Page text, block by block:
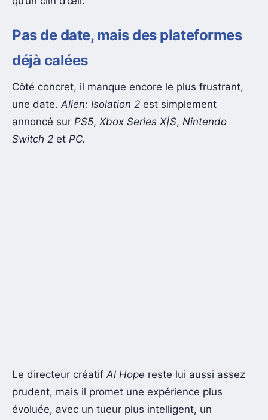
Pas de date, mais des plateformes
déjà calées
Côté concret, il manque encore le plus frustrant,
une date.Alien: Isolation 2 est simplement
annoncé sur PS5, Xbox Series X|S, Nintendo
Switch 2 et PC.
Le directeur créatifAl Hope reste lui aussi assez
prudent, mais il promet une expérience plus
évoluée, avec un tueur plus intelligent, un